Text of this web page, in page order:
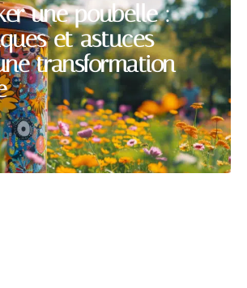
une poubelle :
et astuces
transformation